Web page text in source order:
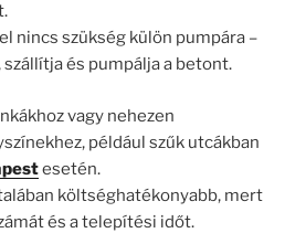
nincs szükség külön pumpára –
szállítja és pumpálja a betont.
vagy nehezen
például szűk utcákban
esetén.
költséghatékonyabb, mert
és a telepítési időt.